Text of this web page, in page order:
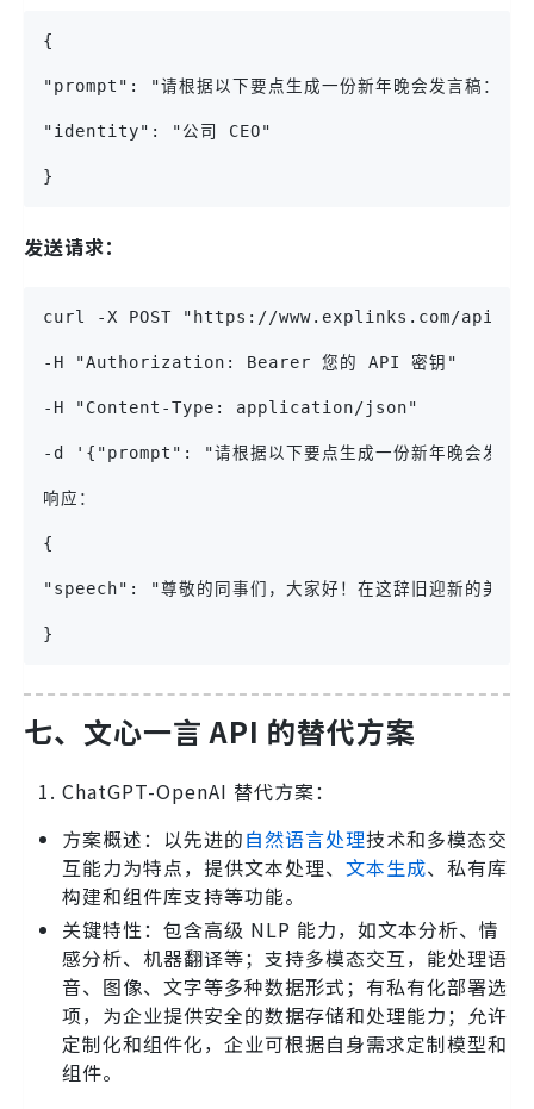
{
"prompt": "请根据以下要点生成一份新年晚会发言稿：
"identity": "公司 CEO"
}
发送请求：
curl -X POST "https://www.explinks.com/api/
-H "Authorization: Bearer 您的 API 密钥"
-H "Content-Type: application/json"
-d '{"prompt": "请根据以下要点生成一份新年晚会发
响应：
{
"speech": "尊敬的同事们，大家好！在这辞旧迎新的美好
}
七、文心一言 API 的替代方案
ChatGPT-OpenAI 替代方案：
方案概述：以先进的自然语言处理技术和多模态交
互能力为特点，提供文本处理、 文本生成、私有库
构建和组件库支持等功能。
关键特性：包含高级 NLP 能力，如文本分析、情
感分析、机器翻译等；支持多模态交互，能处理语
音、图像、文字等多种数据形式；有私有化部署选
项，为企业提供安全的数据存储和处理能力；允许
定制化和组件化，企业可根据自身需求定制模型和
组件。